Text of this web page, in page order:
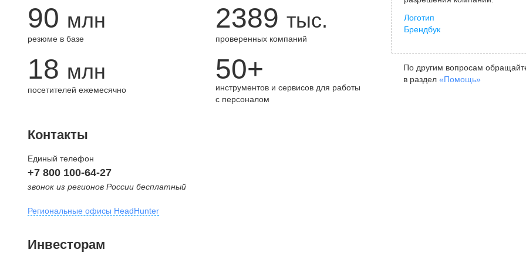
90 млн
резюме в базе
2389 тыс.
проверенных компаний
18 млн
посетителей ежемесячно
50+
инструментов и сервисов для работы
с персоналом
Логотип
Брендбук
По другим вопросам
в раздел «Помощь»
Контакты
Единый телефон
+7 800 100-64-27
звонок из регионов России бесплатный
Региональные офисы HeadHunter
внутригородская территория
Инвесторам